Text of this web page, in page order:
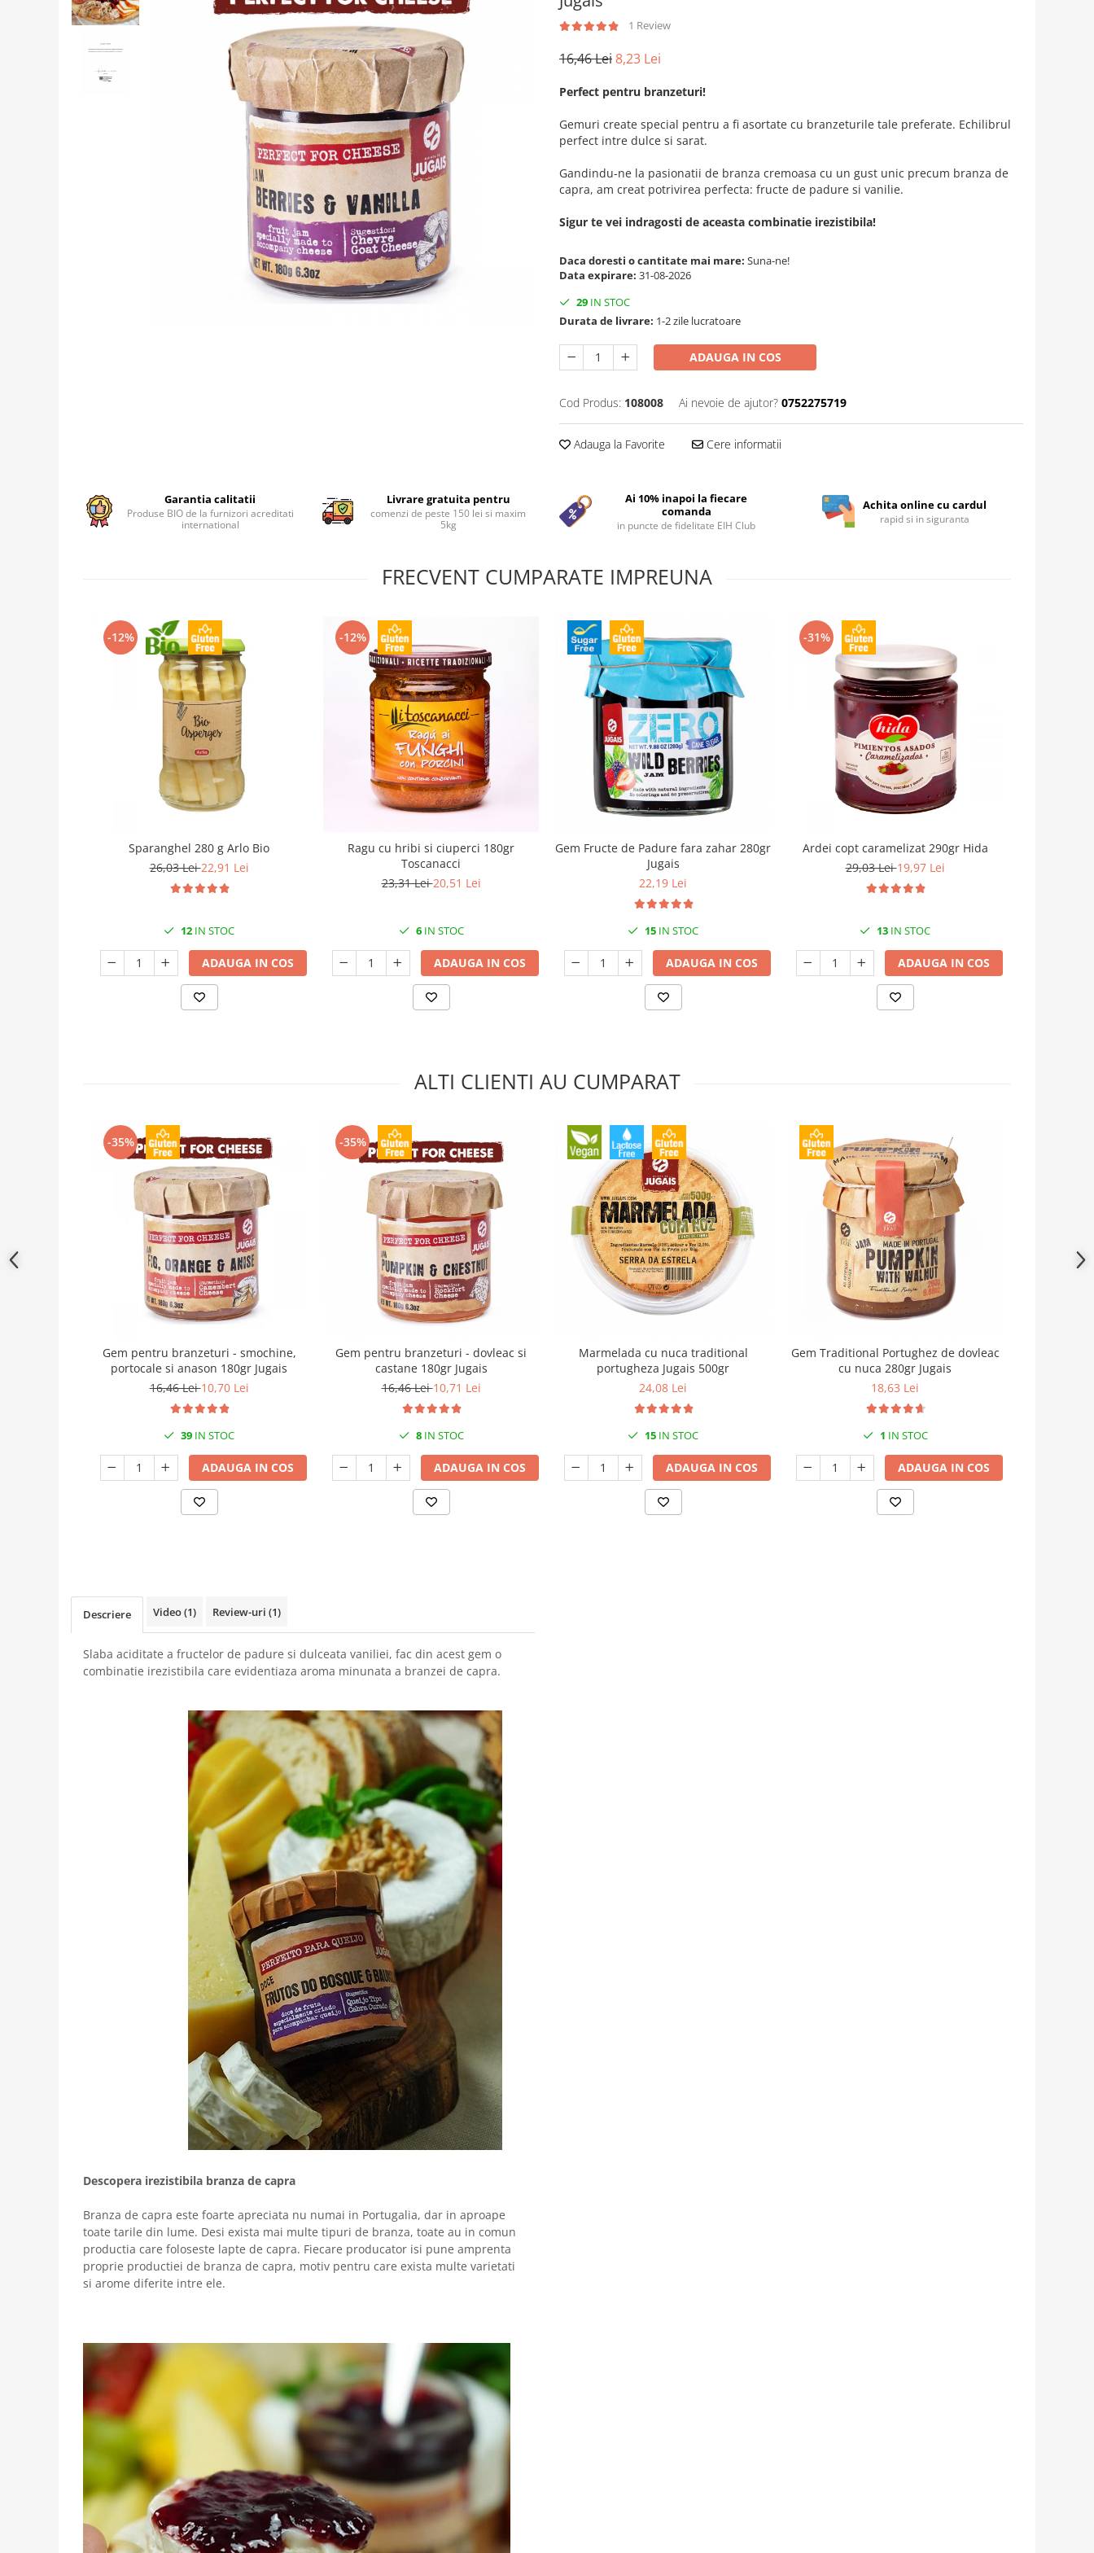
Condimente turcesti
Ghimbir murat la borcan
1 Review
16,46 Lei8,23 Lei
Perfect pentru branzeturi!
Gemuri create special pentru a fi asortate cu branzeturile tale preferate. Echilibrul
perfect intre dulce si sarat.
Gandindu-ne la pasionatii de branza cremoasa cu un gust unic precum branza de
capra, am creat potrivirea perfecta: fructe de padure si vanilie.
Sigur te vei indragosti de aceasta combinatie irezistibila!
Daca doresti o cantitate mai mare: Suna-ne!
Data expirare: 31-08-2026
29 IN STOC
Durata de livrare: 1-2 zile lucratoare
ADAUGA IN COS
Cod Produs: 108008 Ai nevoie de ajutor? 0752275719
Adauga la Favorite Cere informatii
Garantia calitatii
Produse BIO de la furnizori acreditati
international
Livrare gratuita pentru
comenzi de peste 150 lei si maxim
5kg
Ai 10% inapoi la fiecare
comanda
in puncte de fidelitate EIH Club
Achita online cu cardul
rapid si in siguranta
FRECVENT CUMPARATE IMPREUNA
-12%
Sparanghel 280 g Arlo Bio
26,03 Lei22,91 Lei
12 IN STOC
ADAUGA IN COS
-12%
Ragu cu hribi si ciuperci 180gr
Toscanacci
23,31 Lei20,51 Lei
6IN STOC
ADAUGA IN COS
Gem Fructe de Padure fara zahar 280gr
Jugais
22,19 Lei
15 IN STOC
ADAUGA IN COS
-31%
Ardei copt caramelizat 290gr Hida
29,03 Lei19,97 Lei
13 IN STOC
ADAUGA IN COS
ALTI CLIENTI AU CUMPARAT
-35%
Gem pentru branzeturi - smochine,
portocale si anason 180gr Jugais
16,46 Lei10,70 Lei
39 IN STOC
ADAUGA IN COS
-35%
Gem pentru branzeturi - dovleac si
castane 180gr Jugais
16,46 Lei10,71 Lei
8IN STOC
ADAUGA IN COS
Marmelada cu nuca traditional
portugheza Jugais 500gr
24,08 Lei
15 IN STOC
ADAUGA IN COS
Gem Traditional Portughez de dovleac
cu nuca 280gr Jugais
18,63 Lei
1 IN STOC
ADAUGA IN COS
Descriere Video(1) Review-uri (1)
Slaba aciditate a fructelor de padure si dulceata vaniliei, fac din acest gem o
combinatie irezistibila care evidentiaza aroma minunata a branzei de capra.
Descopera irezistibila branza de capra
Branza de capra este foarte apreciata nu numai in Portugalia, dar in aproape
toate tarile din lume. Desi exista mai multe tipuri de branza, toate au in comun
productia care foloseste lapte de capra. Fiecare producator isi pune amprenta
proprie productiei de branza de capra, motiv pentru care exista multe varietati
si arome diferite intre ele.